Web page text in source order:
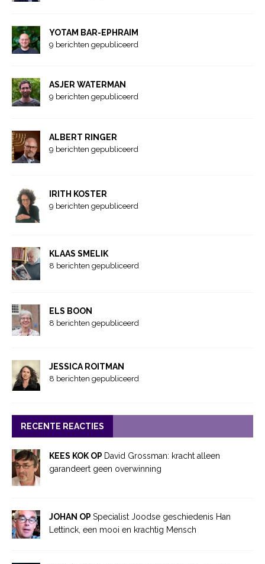
YOTAM BAR-EPHRAIM
9 berichten gepubliceerd
ASJER WATERMAN
9 berichten gepubliceerd
ALBERT RINGER
9 berichten gepubliceerd
IRITH KOSTER
9 berichten gepubliceerd
KLAAS SMELIK
8 berichten gepubliceerd
ELS BOON
8 berichten gepubliceerd
JESSICA ROITMAN
8 berichten gepubliceerd
RECENTE REACTIES
KEES KOK OP David Grossman: kracht alleen
garandeert geen overwinning
JOHAN OP Specialist Joodse geschiedenis Han
Lettinck, een mooi en krachtig Mensch